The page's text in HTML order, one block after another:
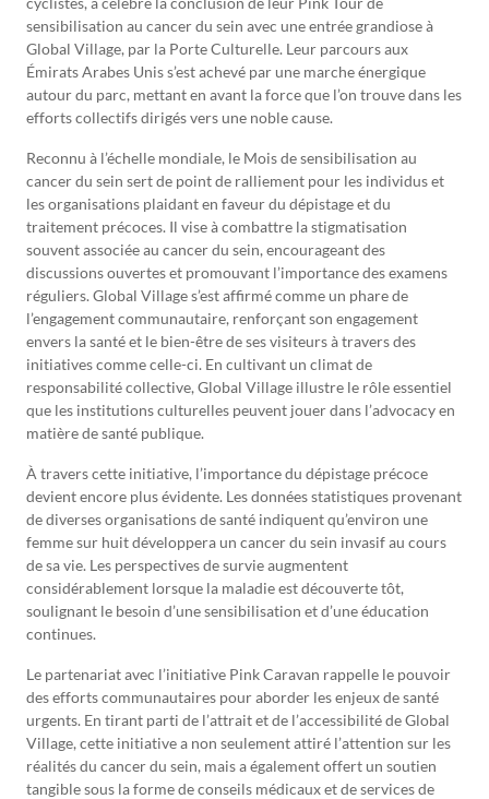
sensibilisation au cancer du sein avec une entrée grandiose à
Global Village, par la Porte Culturelle. Leur parcours aux
Émirats Arabes Unis s’est achevé par une marche énergique
autour du parc, mettant en avant la force que l’on trouve dans les
efforts collectifs dirigés vers une noble cause.
Reconnu à l’échelle mondiale, le Mois de sensibilisation au
cancer du sein sert de point de ralliement pour les individus et
les organisations plaidant en faveur du dépistage et du
traitement précoces. Il vise à combattre la stigmatisation
souvent associée au cancer du sein, encourageant des
discussions ouvertes et promouvant l’importance des examens
réguliers. Global Village s’est affirmé comme un phare de
l’engagement communautaire, renforçant son engagement
envers la santé et le bien-être de ses visiteurs à travers des
initiatives comme celle-ci. En cultivant un climat de
responsabilité collective, Global Village illustre le rôle essentiel
que les institutions culturelles peuvent jouer dans l’advocacy en
matière de santé publique.
À travers cette initiative, l’importance du dépistage précoce
devient encore plus évidente. Les données statistiques provenant
de diverses organisations de santé indiquent qu’environ une
femme sur huit développera un cancer du sein invasif au cours
de sa vie. Les perspectives de survie augmentent
considérablement lorsque la maladie est découverte tôt,
soulignant le besoin d’une sensibilisation et d’une éducation
continues.
Le partenariat avec l’initiative Pink Caravan rappelle le pouvoir
des efforts communautaires pour aborder les enjeux de santé
urgents. En tirant parti de l’attrait et de l’accessibilité de Global
Village, cette initiative a non seulement attiré l’attention sur les
réalités du cancer du sein, mais a également offert un soutien
tangible sous la forme de conseils médicaux et de services de